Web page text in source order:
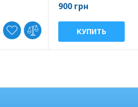
900 грн
КУПИТЬ